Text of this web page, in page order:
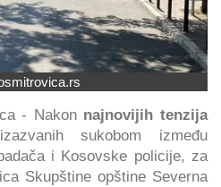
- Nakon najnovijih tenzija
sukobom između
i Kosovske policije, za
Skupštine opštine Severna